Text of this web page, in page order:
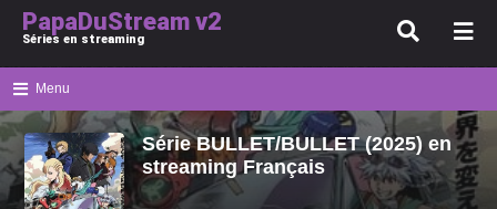
PapaDuStream v2
Séries en streaming
Menu
Série BULLET/BULLET (2025) en
streaming Français